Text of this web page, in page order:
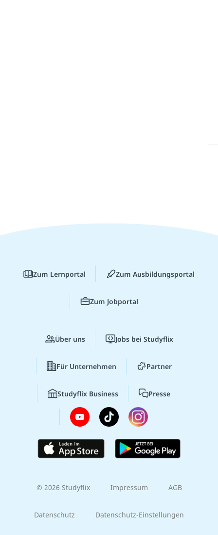
Zum Lernportal Zum Ausbildungsportal
Zum Jobportal
Über uns Jobs bei Studyflix
Für Unternehmen Partner
Studyflix Business Presse
© 2026 Studyflix Impressum AGB
Datenschutz Datenschutz-Einstellungen